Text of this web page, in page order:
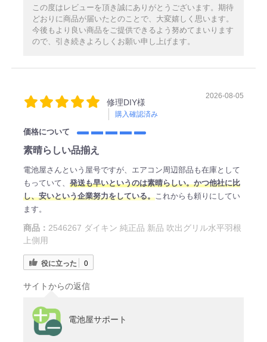
この度はレビューを頂き誠にありがとうございます。期待
どおりに商品が届いたとのことで、大変嬉しく思います。
今後もより良い商品をご提供できるよう努めてまいります
ので、引き続きよろしくお願い申し上げます。
修理DIY様
購入確認済み
2026-08-05
価格について
素晴らしい品揃え
電池屋さんという屋号ですが、エアコン周辺部品も在庫として
もっていて、 発送も早いというのは素晴らしい。かつ他社に比
し、安いという企業努力をしている。これからも頼りにしてい
ます。
商品： 2546267 ダイキン 純正品 新品 吹出グリル水平羽根
上側用
役に立った 0
サイトからの返信
電池屋サポート